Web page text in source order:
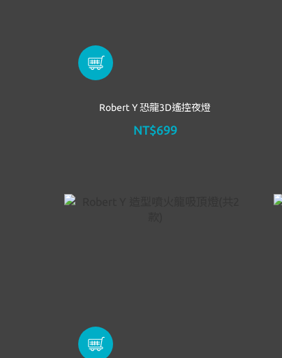
Robert Y 恐龍3D遙控夜燈
NT$699